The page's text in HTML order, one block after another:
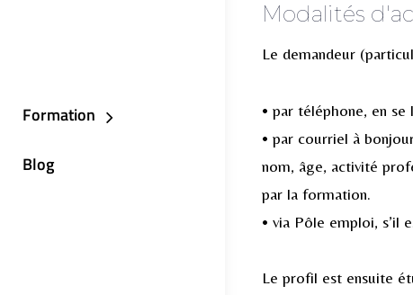
Formation
Blog
Modalités
Le demandeur
• par téléphone, en
• par courriel à
nom, âge, activité
par la formation.
• via Pôle emploi, s’il
Le profil est ensuite